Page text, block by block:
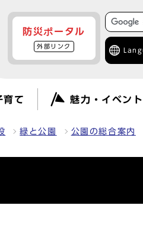
防災ポータル
外部リンク
育て 魅力・イベント
緑と公園 公園の総合案内